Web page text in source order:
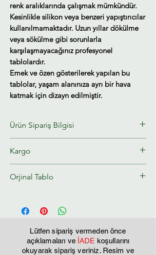
renk aralıklarında çalışmak mümkündür.
Kesinlikle silikon veya benzeri yapıştırıcılar
kullanılmamaktadır. Uzun yıllar dökülme
veya sökülme gibi sorunlarla
karşılaşmayacağınız profesyonel
tablolardır.
Emek ve özen gösterilerek yapılan bu
tablolar, yaşam alanınıza ayrı bir hava
katmak için dizayn edilmiştir.
Ürün Sipariş Bilgisi
Kabartmalı ayna tablolar stoklu
çalışılmamaktadır. Sipariş edildikten
sonra 12 iş günü içersinde kargoya
kabartmanın kuruma süresi 10 gündür.
değillerdir. görselde görmüş
olduğunuz ürünün bire bir aynısı
Kargo
Orjinal Tablo
çalışılmıştır. kesinlikle baskı değildir.
Lütfen sipariş vermeden önce
açıklamaları ve İADE koşullarını
okuyarak sipariş veriniz. Resim ve